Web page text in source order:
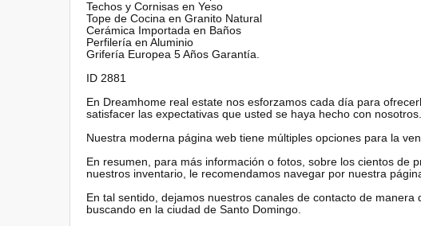
Techos y Cornisas en Yeso
Tope de Cocina en Granito Natural
Cerámica Importada en Baños
Perfilería en Aluminio
Grifería Europea 5 Años Garantía.
ID 2881
En Dreamhome real estate nos esforzamos cada día para
satisfacer las expectativas que usted se haya hecho con nosotros.
Nuestra moderna página web tiene múltiples opciones para la
En resumen, para más información o fotos, sobre los cientos de
nuestros inventario, le recomendamos navegar por nuestra
En tal sentido, dejamos nuestros canales de contacto de
buscando en la ciudad de Santo Domingo.